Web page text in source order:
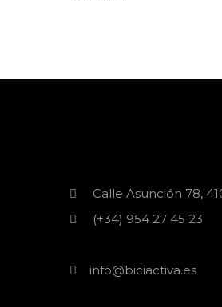
Calle Asunción 78,
(+34) 954 27 45 23
info@biciactiva.es